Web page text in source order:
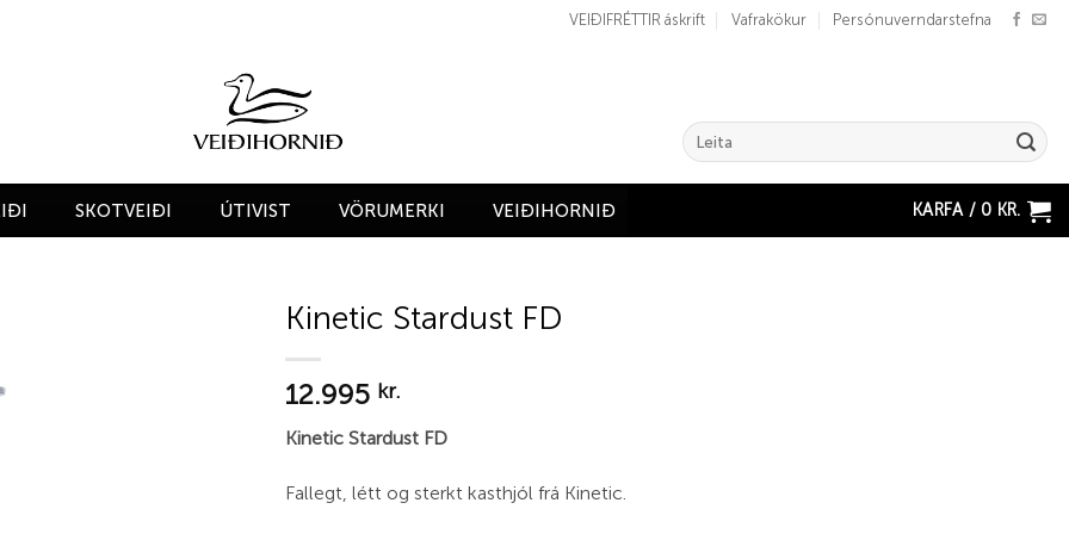
VEIÐIFRÉTTIR áskrift Vafrakökur Persónuverndarstefna
Search
for:
SKOTVEIÐI ÚTIVIST VÖRUMERKI VEIÐIHORNIÐ KARFA / 0 KR.
Kinetic Stardust FD
12.995 kr.
Kinetic Stardust FD
Fallegt, létt og sterkt kasthjól frá Kinetic.